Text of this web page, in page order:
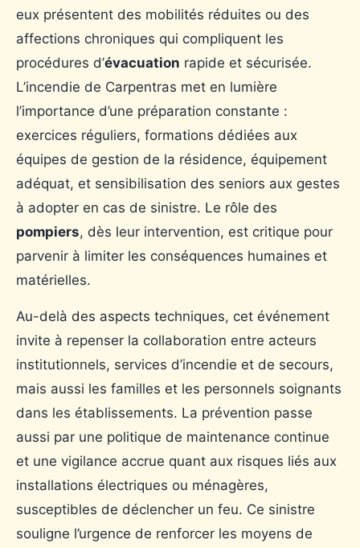
eux présentent des mobilités réduites ou des
affections chroniques qui compliquent les
procédures d’évacuation rapide et sécurisée.
L’incendie de Carpentras met en lumière
l’importance d’une préparation constante :
exercices réguliers, formations dédiées aux
équipes de gestion de la résidence, équipement
adéquat, et sensibilisation des seniors aux gestes
à adopter en cas de sinistre. Le rôle des
pompiers, dès leur intervention, est critique pour
parvenir à limiter les conséquences humaines et
matérielles.
Au-delà des aspects techniques, cet événement
invite à repenser la collaboration entre acteurs
institutionnels, services d’incendie et de secours,
mais aussi les familles et les personnels soignants
dans les établissements. La prévention passe
aussi par une politique de maintenance continue
et une vigilance accrue quant aux risques liés aux
installations électriques ou ménagères,
susceptibles de déclencher un feu. Ce sinistre
souligne l’urgence de renforcer les moyens de